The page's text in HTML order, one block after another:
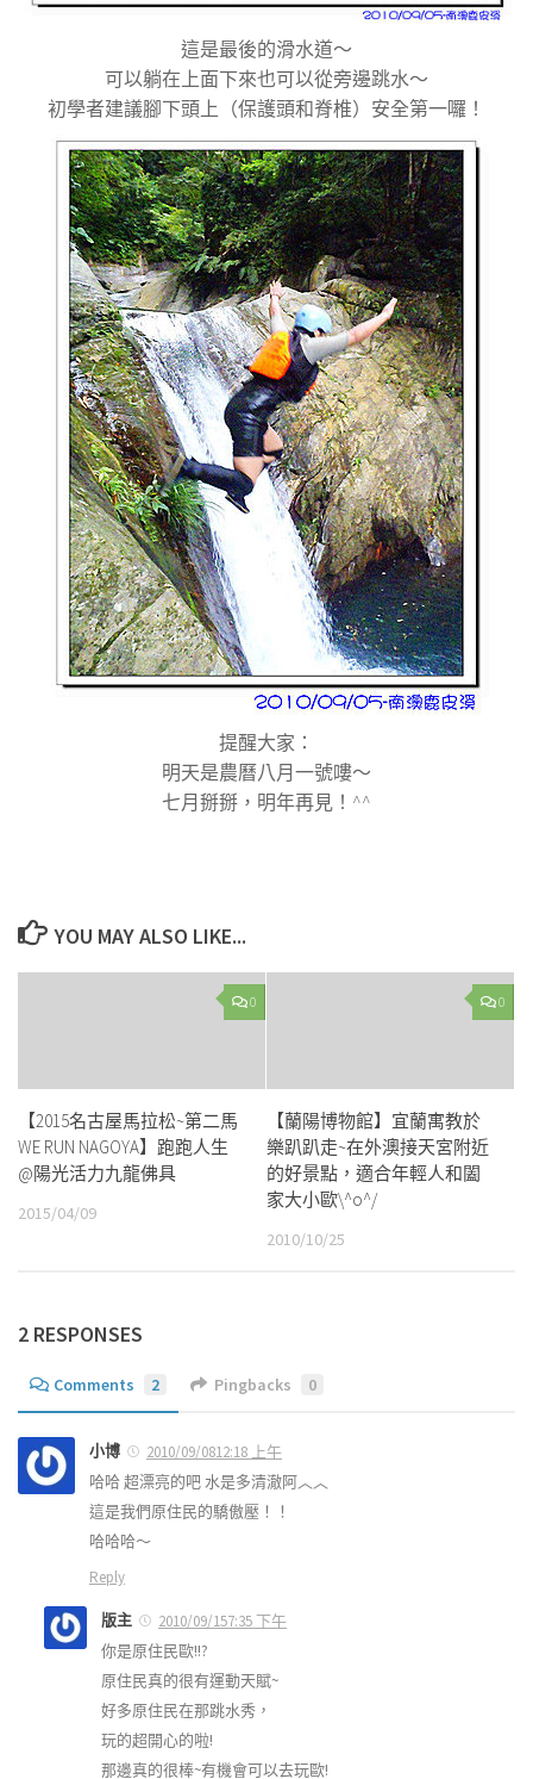
這是最後的滑水道～
可以躺在上面下來也可以從旁邊跳水～
初學者建議腳下頭上（保護頭和脊椎）安全第一囉！
提醒大家：
明天是農曆八月一號嘍～
七月掰掰，明年再見！^^
YOU MAY ALSO LIKE...
0
【2015名古屋馬拉松~第二馬
WE RUN NAGOYA】跑跑人生
@陽光活力九龍佛具
2015/04/09
0
【蘭陽博物館】宜蘭寓教於
樂趴趴走~在外澳接天宮附近
的好景點，適合年輕人和闔
家大小歐\^o^/
2010/10/25
2 RESPONSES
Comments 2 Pingbacks 0
小博
2010/09/0812:18 上午
哈哈 超漂亮的吧 水是多清澈阿︿︿
這是我們原住民的驕傲壓！！
哈哈哈～
Reply
版主
2010/09/157:35 下午
你是原住民歐!!?
原住民真的很有運動天賦~
好多原住民在那跳水秀，
玩的超開心的啦!
那邊真的很棒~有機會可以去玩歐!